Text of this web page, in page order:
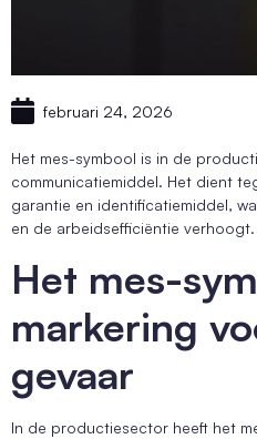
februari 24, 2026
Het mes-symbool is in de
communicatiemiddel. Het dient
garantie en identificatiemiddel,
en de arbeidsefficiëntie verhoogt.
Het mes-
markering
gevaar
In de productiesector heeft het